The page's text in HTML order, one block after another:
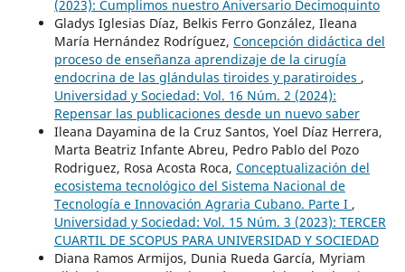
(2023): Cumplimos nuestro Aniversario Decimoquinto
Gladys Iglesias Díaz, Belkis Ferro González, Ileana
María Hernández Rodríguez, Concepción didáctica del
proceso de enseñanza aprendizaje de la cirugía
endocrina de las glándulas tiroides y paratiroides ,
Universidad y Sociedad: Vol. 16 Núm. 2 (2024):
Repensar las publicaciones desde un nuevo saber
Ileana Dayamina de la Cruz Santos, Yoel Díaz Herrera,
Marta Beatriz Infante Abreu, Pedro Pablo del Pozo
Rodriguez, Rosa Acosta Roca, Conceptualización del
ecosistema tecnológico del Sistema Nacional de
Tecnología e Innovación Agraria Cubano. Parte I ,
Universidad y Sociedad: Vol. 15 Núm. 3 (2023): TERCER
CUARTIL DE SCOPUS PARA UNIVERSIDAD Y SOCIEDAD
Diana Ramos Armijos, Dunia Rueda García, Myriam